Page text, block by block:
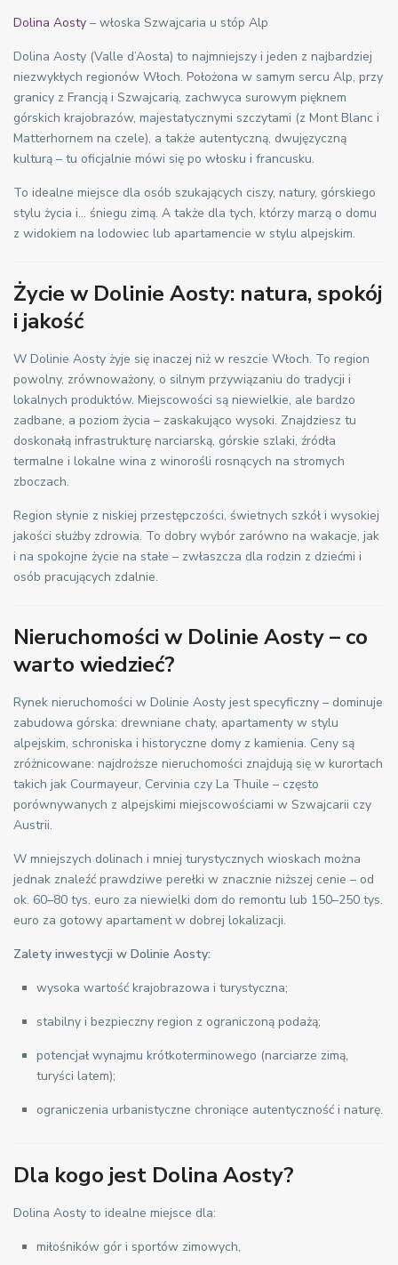
Dolina Aosty – włoska Szwajcaria u stóp Alp
Dolina Aosty (Valle d’Aosta) to najmniejszy i jeden z najbardziej
niezwykłych regionów Włoch. Położona w samym sercu Alp, przy
granicy z Francją i Szwajcarią, zachwyca surowym pięknem
górskich krajobrazów, majestatycznymi szczytami (z Mont Blanc i
Matterhornem na czele), a także autentyczną, dwujęzyczną
kulturą – tu oficjalnie mówi się po włosku i francusku.
To idealne miejsce dla osób szukających ciszy, natury, górskiego
stylu życia i… śniegu zimą. A także dla tych, którzy marzą o domu
z widokiem na lodowiec lub apartamencie w stylu alpejskim.
Życie w Dolinie Aosty: natura, spokój
i jakość
W Dolinie Aosty żyje się inaczej niż w reszcie Włoch. To region
powolny, zrównoważony, o silnym przywiązaniu do tradycji i
lokalnych produktów. Miejscowości są niewielkie, ale bardzo
zadbane, a poziom życia – zaskakująco wysoki. Znajdziesz tu
doskonałą infrastrukturę narciarską, górskie szlaki, źródła
termalne i lokalne wina z winorośli rosnących na stromych
zboczach.
Region słynie z niskiej przestępczości, świetnych szkół i wysokiej
jakości służby zdrowia. To dobry wybór zarówno na wakacje, jak
i na spokojne życie na stałe – zwłaszcza dla rodzin z dziećmi i
osób pracujących zdalnie.
Nieruchomości w Dolinie Aosty– co
warto wiedzieć?
Rynek nieruchomości w Dolinie Aosty jest specyficzny – dominuje
zabudowa górska: drewniane chaty, apartamenty w stylu
alpejskim, schroniska i historyczne domy z kamienia. Ceny są
zróżnicowane: najdroższe nieruchomości znajdują się w kurortach
takich jak Courmayeur, Cervinia czy La Thuile – często
porównywanych z alpejskimi miejscowościami w Szwajcarii czy
Austrii.
W mniejszych dolinach i mniej turystycznych wioskach można
jednak znaleźć prawdziwe perełki w znacznie niższej cenie – od
ok. 60–80 tys. euro za niewielki dom do remontu lub 150–250 tys.
euro za gotowy apartament w dobrej lokalizacji.
Zalety inwestycji w Dolinie Aosty:
wysoka wartość krajobrazowa i turystyczna;
stabilny i bezpieczny region z ograniczoną podażą;
potencjał wynajmu krótkoterminowego (narciarze zimą,
turyści latem);
ograniczenia urbanistyczne chroniące autentyczność i naturę.
Dla kogo jest Dolina Aosty?
Dolina Aosty to idealne miejsce dla:
miłośników gór i sportów zimowych,